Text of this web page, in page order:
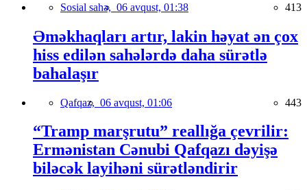
Sosial sahə, 06 avqust, 01:38 413
Əməkhaqları artır, lakin həyat ən çox
hiss edilən sahələrdə daha sürətlə
bahalaşır
Qafqaz, 06 avqust, 01:06 443
“Tramp marşrutu” reallığa çevrilir:
Ermənistan Cənubi Qafqazı dəyişə
biləcək layihəni sürətləndirir